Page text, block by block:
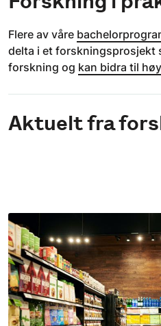
Flere av våre
delta i et forskningsprosjekt
forskning og kan bidra til
Aktuelt fra